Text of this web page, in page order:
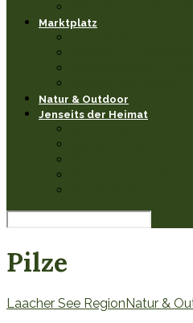
Marktplatz
Natur & Outdoor
Jenseits der Heimat
Pilze
Laacher See Region Natur &